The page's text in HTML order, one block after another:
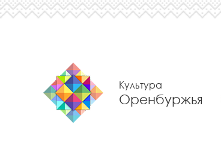
Культура
Оренбуржья